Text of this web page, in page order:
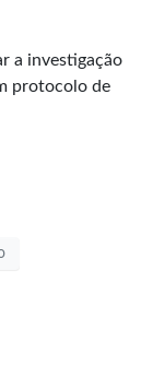
a investigação
protocolo de